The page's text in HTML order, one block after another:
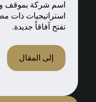
استراتيجيات ذات
تفتح آفاقاً جديدة.
إلى المقال